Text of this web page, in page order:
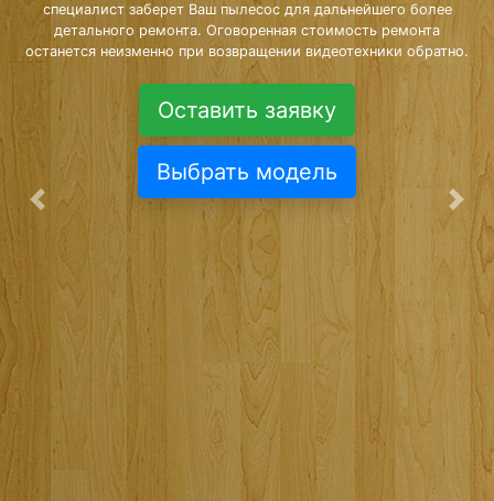
специалист заберет Ваш пылесос для дальнейшего более
детального ремонта. Оговоренная стоимость ремонта
останется неизменно при возвращении видеотехники обратно.
Оставить заявку
Выбрать модель
Предыдущая